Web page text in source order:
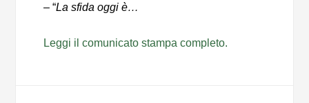
– “La sfida oggi è…
Leggi il comunicato stampa completo.